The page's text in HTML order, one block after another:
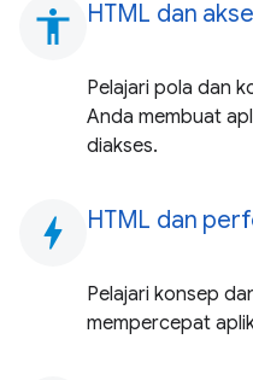
accessibility HTML dan
Pelajari pola dan
Anda membuat
diakses.
bolt HTML dan
Pelajari konsep
mempercepat